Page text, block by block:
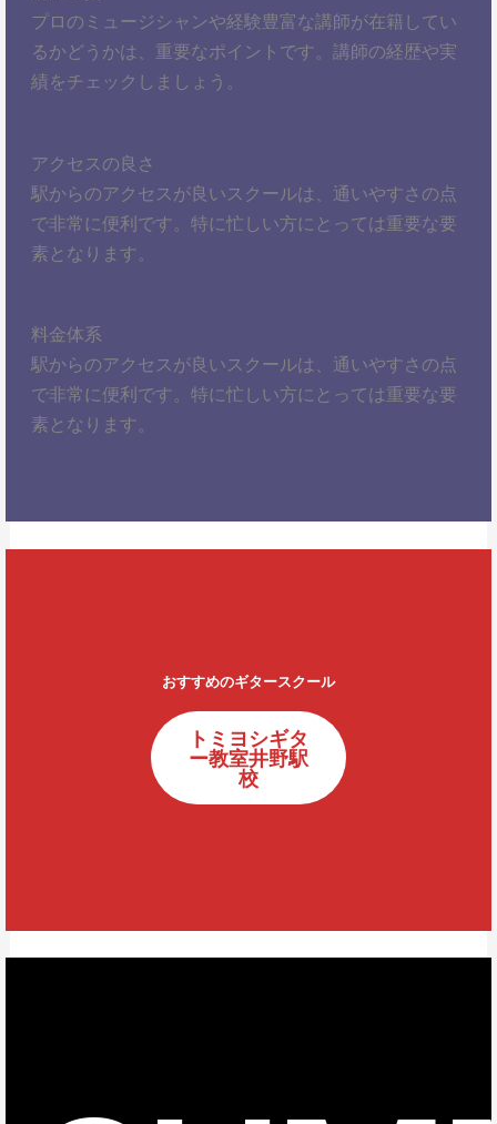
プロのミュージシャンや経験豊富な講師が在籍してい
るかどうかは、重要なポイントです。講師の経歴や実
績をチェックしましょう。
アクセスの良さ
駅からのアクセスが良いスクールは、通いやすさの点
で非常に便利です。特に忙しい方にとっては重要な要
素となります。
料金体系
駅からのアクセスが良いスクールは、通いやすさの点
で非常に便利です。特に忙しい方にとっては重要な要
素となります。
おすすめのギタースクール
トミヨシギタ
ー教室井野駅
校